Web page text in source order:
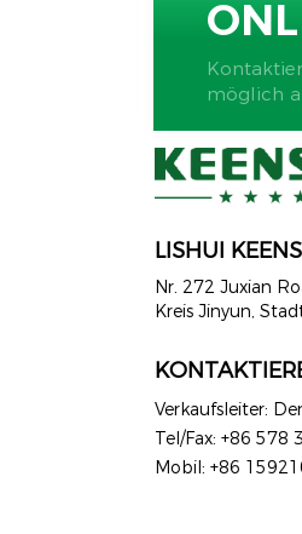
möglich
LISHUI
Nr. 272 ​​Juxian
Kreis Jinyun,
Verkaufsleiter:
Tel/Fax: +86 578
Mobil: +86